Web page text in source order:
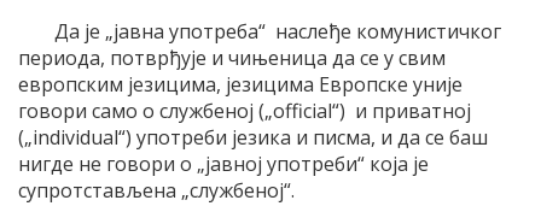
Да је „јавна употреба“ наслеђе комунистичког
периода, потврђује и чињеница да се у свим
европским језицима, језицима Европске уније
говори само о службеној („official“) и приватној
(„individual“) употреби језика и писма, и да се баш
нигде не говори о „јавној употреби“ која је
супротстављена „службеној“.